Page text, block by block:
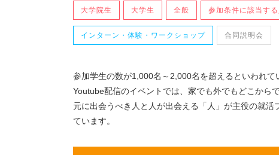
大学院生 大学生 全般 参加条件に該当する
インターン・体験・ワークショップ 合同説明会
参加学生の数が1,000名～2,000名を超えるといわれて
Youtube配信のイベントでは、家でも外でもどこから
元に出会うべき人と人が出会える「人」が主役の就
ています。